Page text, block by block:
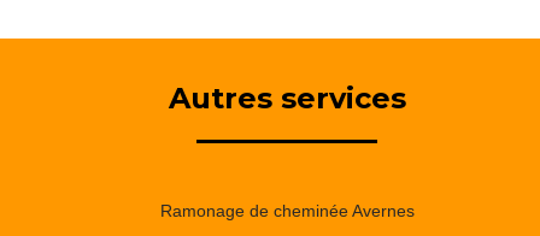
Autres services
Ramonage de cheminée Avernes